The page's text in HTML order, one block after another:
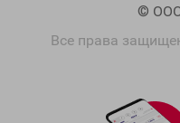
©
Все права